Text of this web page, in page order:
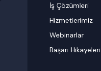
İş Çözümleri
Hizmetlerimiz
Webinarlar
Başarı Hikayeleri